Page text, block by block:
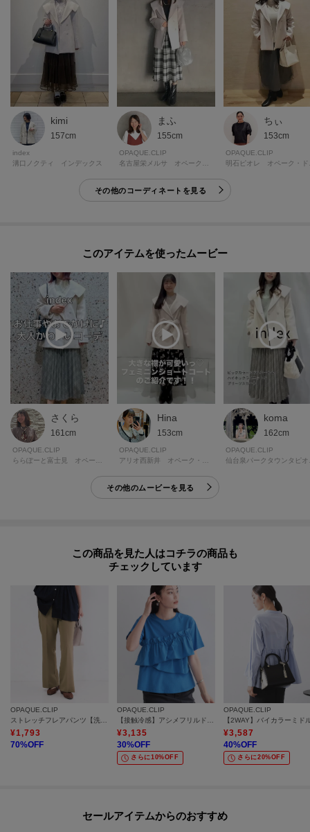
・ポケット数：横×2
・裏地あり
※照明の関係により、実際よりも色味が違って見える場合があります。ま
た、パソコン・スマートフォンなどの環境により、若干製品と画像のカラー
が異なる場合もございます。
モデル情報：身長163cm B81 W56 H82 着用サイズ：38（M）
kimi
157cm
index
溝口ノクティ インデックス
まふ
155cm
OPAQUE.CLIP
ちぃ
153cm
OPAQUE.CLIP
その他のコーディネートを見る
このアイテムを使ったムービー
さくら
161cm
OPAQUE.CLIP
Hina
153cm
OPAQUE.CLIP
koma
162cm
OPAQUE.CLIP
その他のムービーを見る
この商品を見た人はコチラの商品も
チェックしています
OPAQUE.CLIP
ストレッチフレアパンツ【洗濯機OK／イージーアイロン】
¥1,793
70%OFF
OPAQUE.CLIP
【接触冷感】アシメフリルドッキングカットソー《洗濯機OK》
¥3,135
30%OFF
さらに10%OFF
OPAQUE.CLIP
¥3,587
40%OFF
さらに20%OFF
セールアイテムからのおすすめ